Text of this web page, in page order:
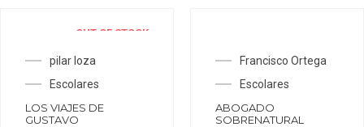
OUT OF STOCK
pilar loza
Escolares
LOS VIAJES DE
GUSTAVO
Francisco Ortega
Escolares
ABOGADO
SOBRENATURAL